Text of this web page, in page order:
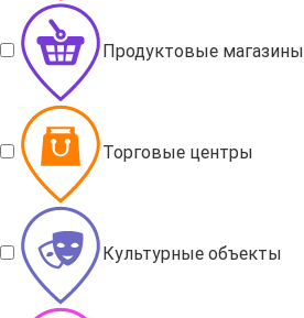
Продуктовые магазины
Торговые центры
Культурные объекты